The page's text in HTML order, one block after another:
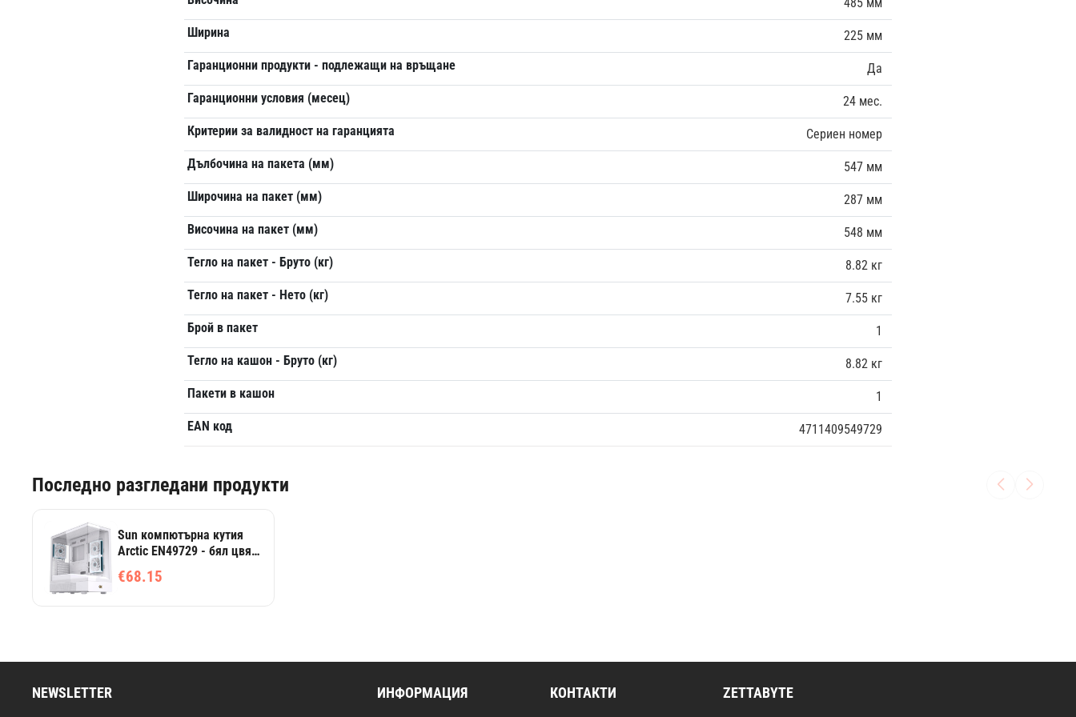
Ширина
225 мм
Гаранционни продукти - подлежащи на връщане
Да
Гаранционни условия (месец)
24 мес.
Критерии за валидност на гаранцията
Сериен номер
Дълбочина на пакета (мм)
547 мм
Широчина на пакет (мм)
287 мм
Височина на пакет (мм)
548 мм
Тегло на пакет - Бруто (кг)
8.82 кг
Тегло на пакет - Нето (кг)
7.55 кг
Брой в пакет
1
Тегло на кашон - Бруто (кг)
8.82 кг
Пакети в кашон
1
EAN код
4711409549729
Последно разгледани продукти
Sun компютърна кутия
Arctic EN49729 - бял цвят,
от закалено стъкло
€68.15
NEWSLETTER ИНФОРМАЦИЯ КОНТАКТИ ZETTABYTE